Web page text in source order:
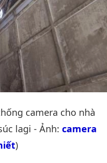
camera cho nhà
lagi - Ảnh: camera
)